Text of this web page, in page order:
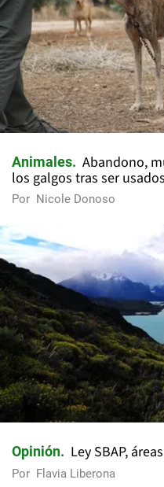
Animales
Abandono,
los galgos tras ser
Por Nicole Donoso
Opinión Ley SBAP,
Por Flavia Liberona